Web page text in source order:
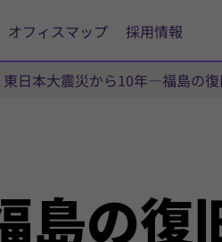
オフィスマップ 採用情報
東日本大震災から10年―福島の
島の復